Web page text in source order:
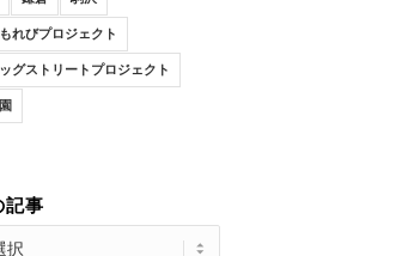
れびプロジェクト
グストリートプロジェクト
記事